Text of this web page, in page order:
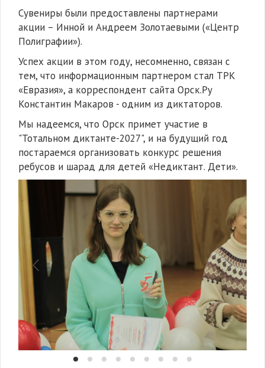
Сувениры были предоставлены партнерами
акции – Инной и Андреем Золотаевыми («Центр
Полиграфии»).
Успех акции в этом году, несомненно, связан с
тем, что информационным партнером стал ТРК
«Евразия», а корреспондент сайта Oрск.Ру
Константин Макаров - одним из диктаторов.
Мы надеемся, что Орск примет участие в
"Тотальном диктанте-2027", и на будущий год
постараемся организовать конкурс решения
ребусов и шарад для детей «Недиктант. Дети».